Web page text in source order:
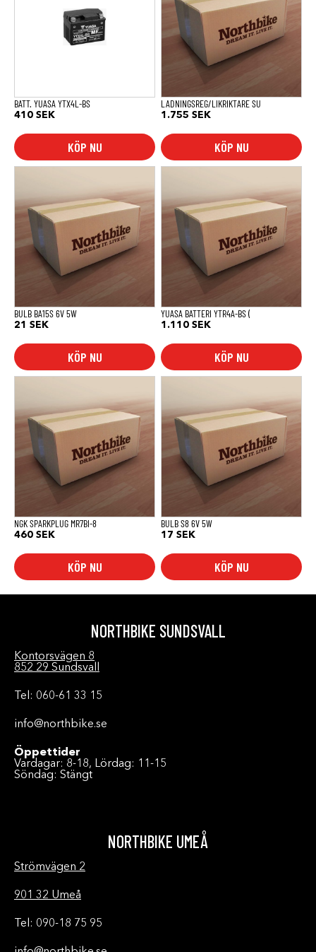
BATT. YUASA YTX4L-BS
410 SEK
KÖP NU
LADNINGSREG/LIKRIKTARE SU
1.755 SEK
KÖP NU
BULB BA15S 6V 5W
21 SEK
KÖP NU
YUASA BATTERI YTR4A-BS (
1.110 SEK
KÖP NU
NGK SPARKPLUG MR7BI-8
460 SEK
KÖP NU
BULB S8 6V 5W
17 SEK
KÖP NU
NORTHBIKE SUNDSVALL
Kontorsvägen 8
852 29 Sundsvall
Tel: 060-61 33 15
info@northbike.se
Öppettider
Vardagar: 8-18, Lördag: 11-15
Söndag: Stängt
NORTHBIKE UMEÅ
Strömvägen 2
901 32 Umeå
Tel: 090-18 75 95